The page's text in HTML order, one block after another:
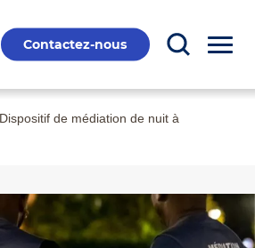
Contactez-nous
Dispositif de médiation de nuit à